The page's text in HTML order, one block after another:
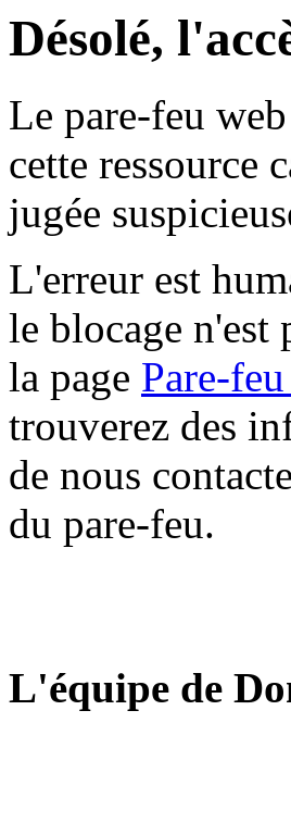
Désolé,
Le pare-feu
cette ressource
jugée
L'erreur est
le blocage n'est
la page Pare-
trouverez des
de nous
du pare-feu.
L'équipe de